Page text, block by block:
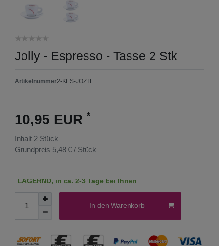
Jolly - Espresso - Tasse 2 Stk
Artikelnummer2-KES-JOZTE
10,95 EUR *
Inhalt 2 Stück
Grundpreis 5,48 € / Stück
LAGERND, in ca. 2-3 Tage bei Ihnen
In den Warenkorb